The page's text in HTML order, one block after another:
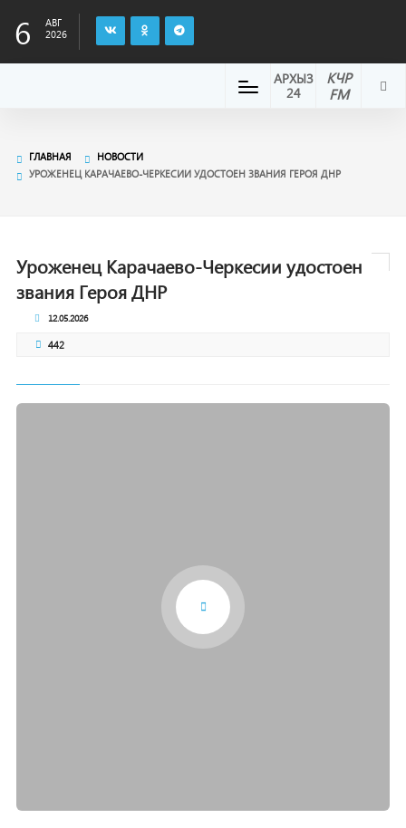
6
АВГ
2026
КЧР
FM
АРХЫЗ
24
ГЛАВНАЯ
НОВОСТИ
УРОЖЕНЕЦ КАРАЧАЕВО-ЧЕРКЕСИИ УДОСТОЕН ЗВАНИЯ ГЕРОЯ ДНР
Уроженец Карачаево-Черкесии удостоен
звания Героя ДНР
12.05.2026
442